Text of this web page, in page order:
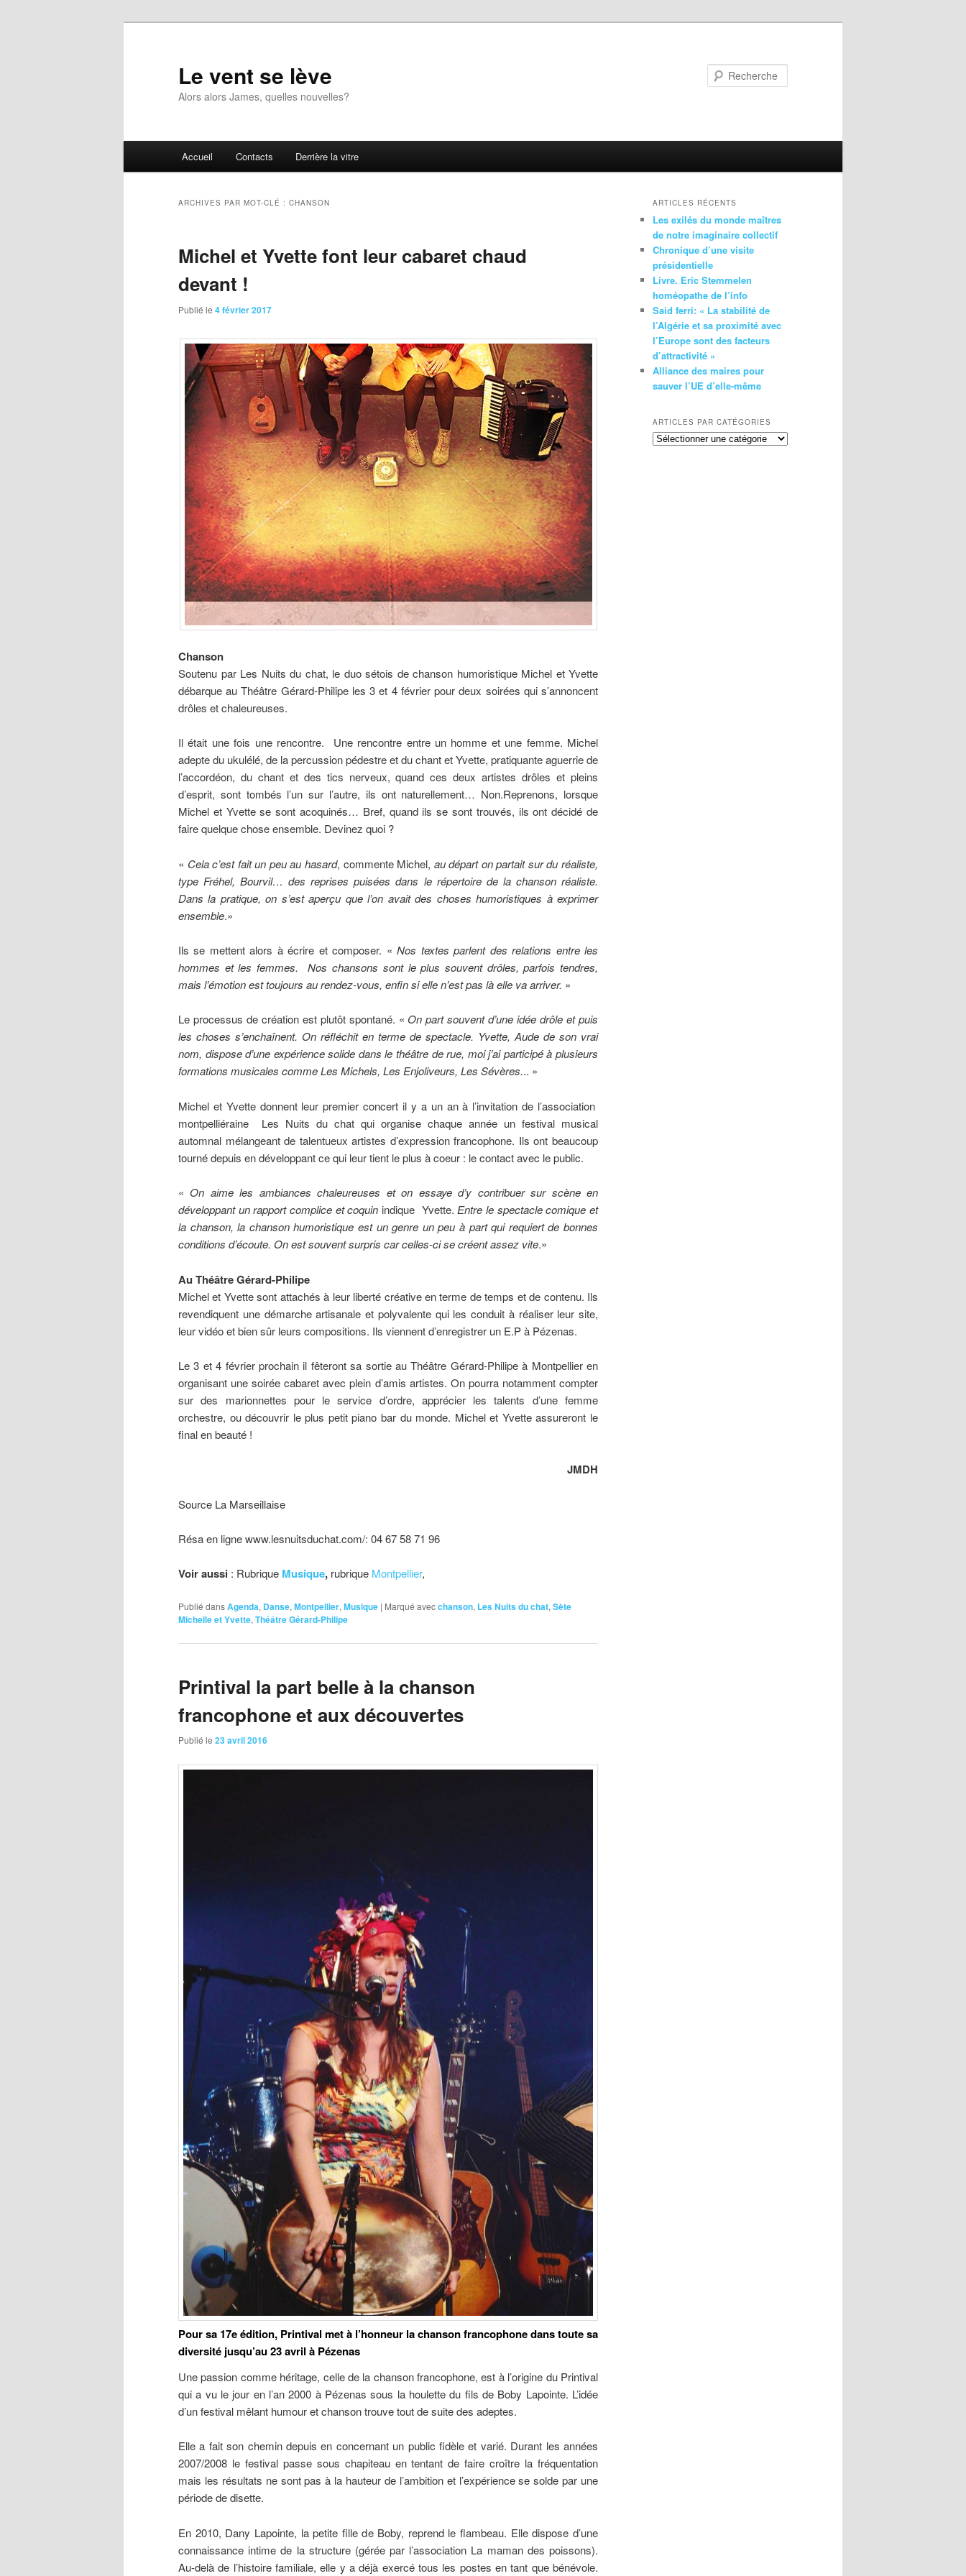
Le vent se lève
Alors alors James, quelles nouvelles?
Accueil Contacts Derrière la vitre
ARCHIVES PAR MOT-CLÉ : CHANSON
Michel et Yvette font leur cabaret chaud
devant !
Publié le 4 février 2017
Chanson
Soutenu par Les Nuits du chat, le duo sétois de chanson humoristique Michel et Yvette
débarque au Théâtre Gérard-Philipe les 3 et 4 février pour deux soirées qui s’annoncent
drôles et chaleureuses.
Il était une fois une rencontre. Une rencontre entre un homme et une femme. Michel
adepte du ukulélé, de la percussion pédestre et du chant et Yvette, pratiquante aguerrie de
l’accordéon, du chant et des tics nerveux, quand ces deux artistes drôles et pleins
d’esprit, sont tombés l’un sur l’autre, ils ont naturellement… Non.Reprenons, lorsque
Michel et Yvette se sont acoquinés… Bref, quand ils se sont trouvés, ils ont décidé de
faire quelque chose ensemble. Devinez quoi ?
« Cela c’est fait un peu au hasard, commente Michel, au départ on partait sur du réaliste,
type Fréhel, Bourvil… des reprises puisées dans le répertoire de la chanson réaliste.
Dans la pratique, on s’est aperçu que l’on avait des choses humoristiques à exprimer
ensemble.»
Ils se mettent alors à écrire et composer. «Nos textes parlent des relations entre les
hommes et les femmes. Nos chansons sont le plus souvent drôles, parfois tendres,
mais l’émotion est toujours au rendez-vous, enfin si elle n’est pas là elle va arriver. »
Le processus de création est plutôt spontané. « On part souvent d’une idée drôle et puis
les choses s’enchaînent. On réfléchit en terme de spectacle. Yvette, Aude de son vrai
nom, dispose d’une expérience solide dans le théâtre de rue, moi j’ai participé à plusieurs
formations musicales comme Les Michels, Les Enjoliveurs, Les Sévères... »
Michel et Yvette donnent leur premier concert il y a un an à l’invitation de l’association
montpelliéraine Les Nuits du chat qui organise chaque année un festival musical
automnal mélangeant de talentueux artistes d’expression francophone. Ils ont beaucoup
tourné depuis en développant ce qui leur tient le plus à coeur : le contact avec le public.
« On aime les ambiances chaleureuses et on essaye d’y contribuer sur scène en
développant un rapport complice et coquin indique Yvette.Entre le spectacle comique et
la chanson, la chanson humoristique est un genre un peu à part qui requiert de bonnes
conditions d’écoute. On est souvent surpris car celles-ci se créent assez vite.»
Au Théâtre Gérard-Philipe
Michel et Yvette sont attachés à leur liberté créative en terme de temps et de contenu. Ils
revendiquent une démarche artisanale et polyvalente qui les conduit à réaliser leur site,
leur vidéo et bien sûr leurs compositions. Ils viennent d’enregistrer un E.P à Pézenas.
Le 3 et 4 février prochain il fêteront sa sortie au Théâtre Gérard-Philipe à Montpellier en
organisant une soirée cabaret avec plein d’amis artistes. On pourra notamment compter
sur des marionnettes pour le service d’ordre, apprécier les talents d’une femme
orchestre, ou découvrir le plus petit piano bar du monde. Michel et Yvette assureront le
final en beauté !
JMDH
Source La Marseillaise
Résa en ligne www.lesnuitsduchat.com/: 04 67 58 71 96
Voir aussi : Rubrique Musique, rubrique Montpellier,
Publié dansAgenda, Danse, Montpellier, Musique | Marqué avecchanson, Les Nuits du chat, Sète
Michelle et Yvette, Théâtre Gérard-Philipe
Printival la part belle à la chanson
francophone et aux découvertes
Publié le 23 avril 2016
Pour sa 17e édition, Printival met à l’honneur la chanson francophone dans toute sa
diversité jusqu’au 23 avril à Pézenas
Une passion comme héritage, celle de la chanson francophone, est à l’origine du Printival
qui a vu le jour en l’an 2000 à Pézenas sous la houlette du fils de Boby Lapointe. L’idée
d’un festival mêlant humour et chanson trouve tout de suite des adeptes.
Elle a fait son chemin depuis en concernant un public fidèle et varié. Durant les années
2007/2008 le festival passe sous chapiteau en tentant de faire croître la fréquentation
mais les résultats ne sont pas à la hauteur de l’ambition et l’expérience se solde par une
période de disette.
En 2010, Dany Lapointe, la petite fille de Boby, reprend le flambeau. Elle dispose d’une
connaissance intime de la structure (gérée par l’association La maman des poissons).
Au-delà de l’histoire familiale, elle y a déjà exercé tous les postes en tant que bénévole.
ARTICLES RÉCENTS
Les exilés du monde maîtres
de notre imaginaire collectif
Chronique d’une visite
présidentielle
Livre. Eric Stemmelen
homéopathe de l’info
Said ferri: « La stabilité de
l’Algérie et sa proximité avec
l’Europe sont des facteurs
d’attractivité »
Alliance des maires pour
sauver l’UE d’elle-même
ARTICLES PAR CATÉGORIES
Articles